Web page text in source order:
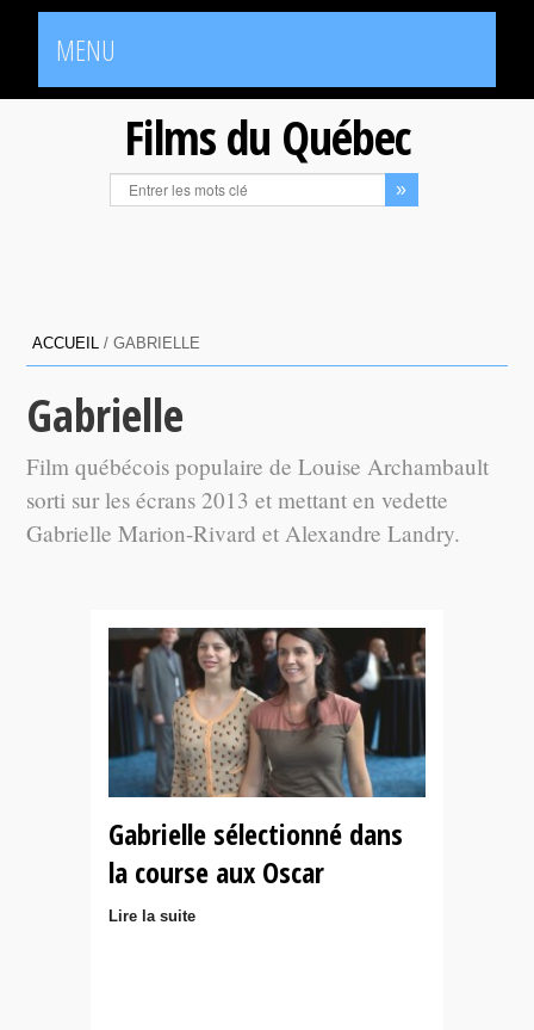
MENU
Films du Québec
ACCUEIL /GABRIELLE
Gabrielle
Film québécois populaire de Louise Archambault
sorti sur les écrans 2013 et mettant en vedette
Gabrielle Marion-Rivard et Alexandre Landry.
Gabrielle sélectionné dans
la course aux Oscar
Lire la suite